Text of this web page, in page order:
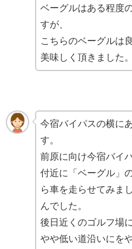
ベーグルはある程度
すが、
こちらのベーグルは
美味しく頂きました。
今宿バイパスの横に
す。
前原に向け今宿バイ
付近に「ベーグル」
ら車を走らせてみま
んでした。
後日近くのゴルフ場
やや低い道沿いにを